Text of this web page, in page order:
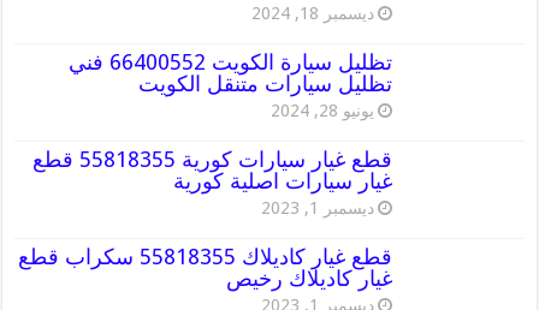
ديسمبر 18, 2024
تظليل سيارة الكويت 66400552 فني
تظليل سيارات متنقل الكويت
يونيو 28, 2024
قطع غيار سيارات كورية 55818355 قطع
غيار سيارات اصلية كورية
ديسمبر 1, 2023
قطع غيار كاديلاك 55818355 سكراب قطع
غيار كاديلاك رخيص
ديسمبر 1, 2023